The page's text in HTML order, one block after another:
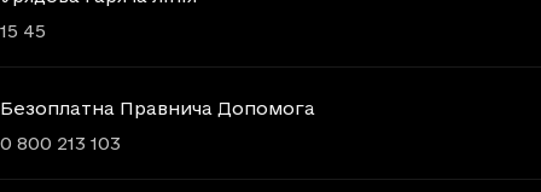
15 45
Безоплатна Правнича Допомога
0 800 213 103